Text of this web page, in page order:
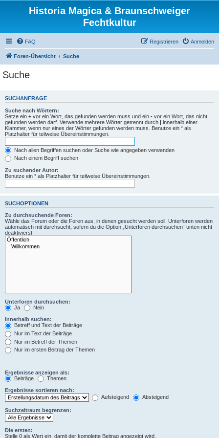
Historia Magica & Braunschweiger
Fechtkultur
FAQ Anmelden
Registrieren
Foren-Übersicht Suche
Suche
SUCHANFRAGE
Suche nach Wörtern:
Setze ein + vor ein Wort, das gefunden werden muss und ein - vor ein Wort, das nicht
gefunden werden darf. Verwende mehrere Wörter getrennt durch | innerhalb einer
Klammer, wenn nur eines der Wörter gefunden werden muss. Benutze ein * als
Platzhalter für teilweise Übereinstimmungen.
Nach allen Begriffen suchen oder Suche wie angegeben verwenden
Nach einem Begriff suchen
Zu suchender Autor:
Benutze ein * als Platzhalter für teilweise Übereinstimmungen.
SUCHOPTIONEN
Zu durchsuchende Foren:
Wähle das Forum oder die Foren aus, in denen gesucht werden soll. Unterforen werden
automatisch mit durchsucht, sofern du die Option „Unterforen durchsuchen“ unten nicht
deaktivierst.
Unterforen durchsuchen:
Ja
Nein
Innerhalb suchen:
Betreff und Text der Beiträge
Nur im Text der Beiträge
Nur im Betreff der Themen
Nur im ersten Beitrag der Themen
Ergebnisse anzeigen als:
Beiträge
Themen
Ergebnisse sortieren nach:
Aufsteigend
Absteigend
Suchzeitraum begrenzen:
Die ersten:
Stelle 0 als Wert ein, damit der komplette Beitrag angezeigt wird.